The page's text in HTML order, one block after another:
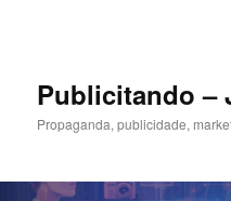
principalPublicitando –
Propaganda, publicidade,